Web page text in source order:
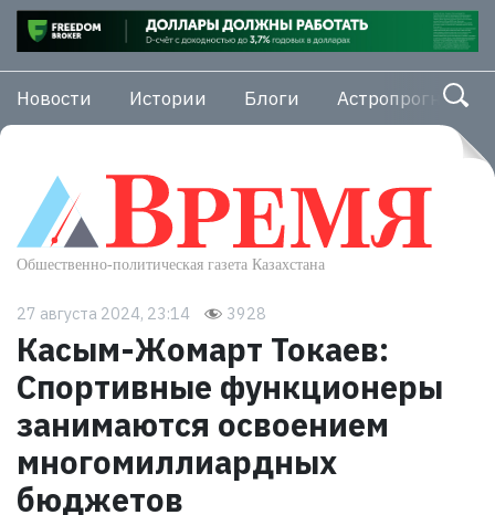
Новости Истории Блоги Астропрогноз
27 августа 2024, 23:14 3928
Касым-Жомарт Токаев:
Спортивные функционеры
занимаются освоением
многомиллиардных
бюджетов